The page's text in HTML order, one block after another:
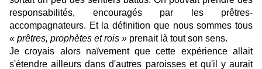
responsabilités, encouragés par les prêtres-
accompagnateurs. Et la définition que nous sommes tous
« prêtres, prophètes et rois » prenait là tout son sens.
Je croyais alors naïvement que cette expérience allait
s'étendre ailleurs dans d'autres paroisses et qu'il y aurait